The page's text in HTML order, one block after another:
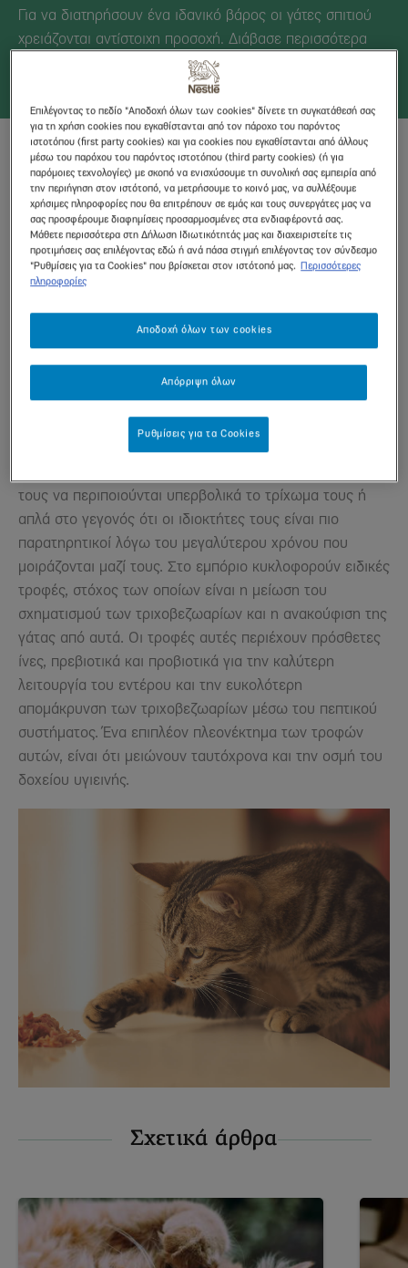
Για να διατηρήσουν ένα ιδανικό βάρος οι γάτες σπιτιού
χρειάζονται αντίστοιχη προσοχή. Διάβασε περισσότερα
για τη διατροφή της γάτας που ζει στο σπίτι
Διατροφή για γάτα που ζει
στο σπίτι
Η προτροπή για παιχνίδια και άσκηση, καθώς και η
διατροφή τους με μία ειδικά σχεδιασμένη δίαιτα για
γάτες που ζουν μόνο μέσα στο σπίτι, θα τις βοηθήσει να
διατηρήσουν το ιδανικό τους βάρος. Οι δίαιτες αυτές
περιέχουν υψηλά ποσοστά πρωτεϊνών, χαμηλά λίπη και
συγκεκριμένα θρεπτικά συστατικά, ώστε να βοηθούν τις
γάτες του σπιτιού να διατηρούν την καλή σωματική τους
Έχει παρατηρηθεί ότι, οι γάτες που ζουν αποκλειστικά
μέσα στο σπίτι υποφέρουν περισσότερο από
τους να περιποιούνται υπερβολικά το τρίχωμα τους ή
απλά στο γεγονός ότι οι ιδιοκτήτες τους είναι πιο
παρατηρητικοί λόγω του μεγαλύτερου χρόνου που
μοιράζονται μαζί τους. Στο εμπόριο κυκλοφορούν ειδικές
τροφές, στόχος των οποίων είναι η μείωση του
σχηματισμού των τριχοβεζωαρίων και η ανακούφιση της
γάτας από αυτά. Οι τροφές αυτές περιέχουν πρόσθετες
ίνες, πρεβιοτικά και προβιοτικά για την καλύτερη
λειτουργία του εντέρου και την ευκολότερη
απομάκρυνση των τριχοβεζωαρίων μέσω του πεπτικού
συστήματος. Ένα επιπλέον πλεονέκτημα των τροφών
αυτών, είναι ότι μειώνουν ταυτόχρονα και την οσμή του
δοχείου υγιεινής.
Σχετικά άρθρα
Επιλέγοντας το πεδίο "Αποδοχή όλων των cookies" δίνετε τη συγκατάθεσή σας
για τη χρήση cookies που εγκαθίστανται από τον πάροχο του παρόντος
ιστοτόπου (first party cookies) και για cookies που εγκαθίστανται από άλλους
μέσω του παρόχου του παρόντος ιστοτόπου (third party cookies) (ή για
παρόμοιες τεχνολογίες) με σκοπό να ενισχύσουμε τη συνολική σας εμπειρία από
την περιήγηση στον ιστότοπό, να μετρήσουμε το κοινό μας, να συλλέξουμε
χρήσιμες πληροφορίες που θα επιτρέπουν σε εμάς και τους συνεργάτες μας να
σας προσφέρουμε διαφημίσεις προσαρμοσμένες στα ενδιαφέροντά σας.
Μάθετε περισσότερα στη Δήλωση Ιδιωτικότητάς μας και διαχειριστείτε τις
προτιμήσεις σας επιλέγοντας εδώ ή ανά πάσα στιγμή επιλέγοντας τον σύνδεσμο
"Ρυθμίσεις για τα Cookies" που βρίσκεται στον ιστότοπό μας.
Περισσότερες
πληροφορίες
Απόρριψη όλων
Αποδοχή όλων των cookies
Ρυθμίσεις για τα Cookies